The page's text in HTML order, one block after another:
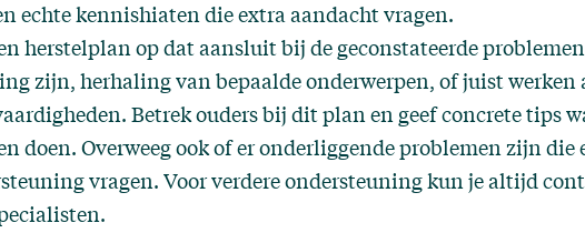
echte kennishiaten die extra aandacht vragen.
herstelplan op dat aansluit bij de geconstateerde
zijn, herhaling van bepaalde onderwerpen, of juist werken
Betrek ouders bij dit plan en geef concrete tips
doen. Overweeg ook of er onderliggende problemen zijn die
vragen. Voor verdere ondersteuning kun je altijd